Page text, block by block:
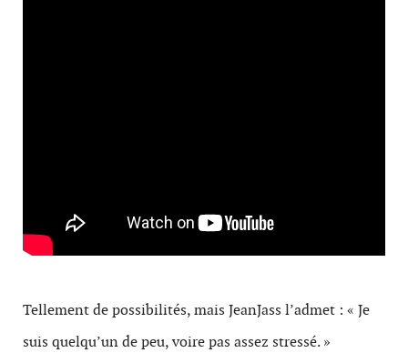
Tellement de possibilités, mais JeanJass l’admet : « Je
suis quelqu’un de peu, voire pas assez stressé. »